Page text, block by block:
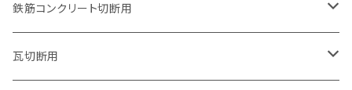
セグメント
セグメント（特殊凸凹加工チップ）
355mm（14インチ）
セグメント
405mm（16インチ）
セグメントタイプ
ウェーブタイプ
255mm（10インチ）
セグメントタイプ
305mm（12インチ）
セグメントタイプ
ウェーブタイプ
230mm（9インチ）
セグメントタイプ
255mm（10インチ）
セグメントタイプ
205mm（8インチ）
セグメントタイプ
230mm（9インチ）
セグメントタイプ
180mm（7インチ）
セグメントタイプ
205mm（8インチ）
セグメントタイプ
ウェーブタイプ
150mm（6インチ）
セグメントタイプ
180mm（7インチ）
105mm（4インチ）
セグメントタイプ
125mm（5インチ）
鉄筋コンクリート切断用
305mm（12インチ）
瓦切断用